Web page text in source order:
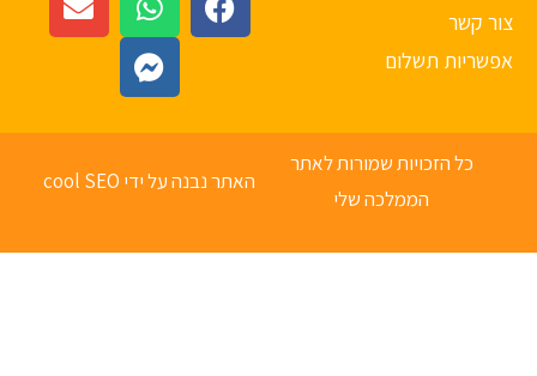
קשר
תשלום
כל הזכויות שמורות לאתר
הממלכה שלי
האתר נבנה על ידי cool SEO